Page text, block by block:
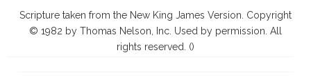
Scripture taken from the New King James Version. Copyright
© 1982 by Thomas Nelson, Inc. Used by permission. All
rights reserved. ()